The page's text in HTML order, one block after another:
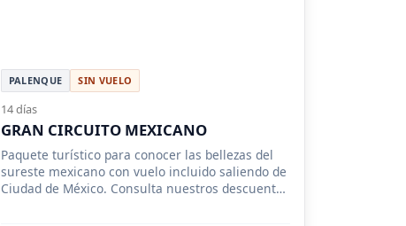
PALENQUE SIN VUELO
14 días
GRAN CIRCUITO MEXICANO
Paquete turístico para conocer las bellezas del
sureste mexicano con vuelo incluido saliendo de
Ciudad de México. Consulta nuestros descuentos